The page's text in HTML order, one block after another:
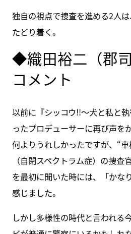
独自の視点で捜査を進める2人
たどり着く。
◆織田裕二（郡司
コメント
以前に『シッコウ!!〜犬と私と
ったプロデューサーに再び声を
何よりうれしかったですが、“
（自閉スペクトラム症）の捜査
を最初に聞いた時には、「かな
感じました。
しかし多様性の時代と言われる